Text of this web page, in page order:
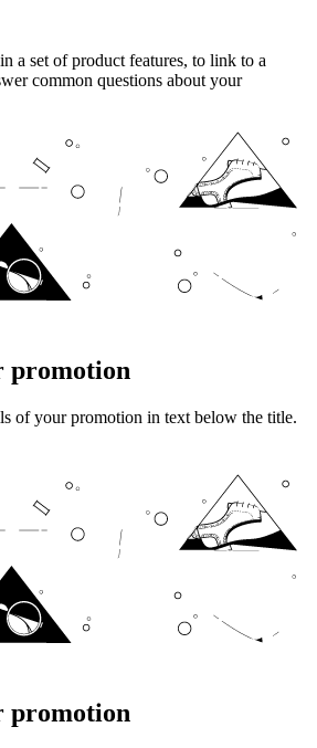
a set of product features, to link to a
common questions about your
promotion
of your promotion in text below the title.
promotion